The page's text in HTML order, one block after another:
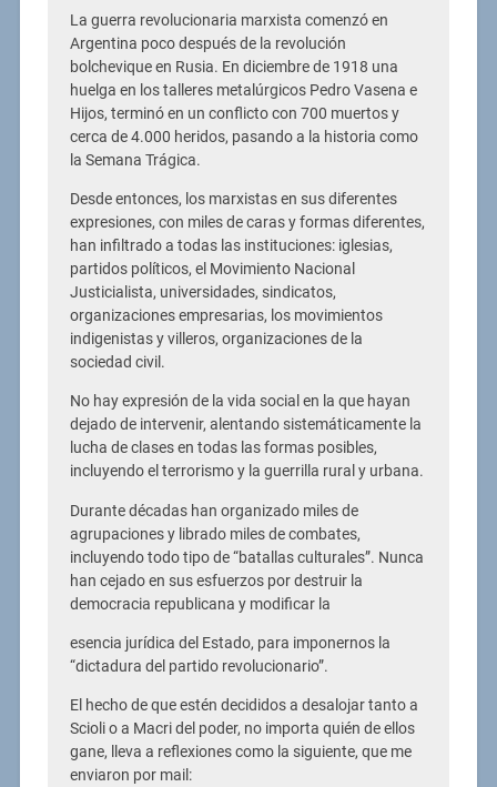
La guerra revolucionaria marxista comenzó en
Argentina poco después de la revolución
bolchevique en Rusia. En diciembre de 1918 una
huelga en los talleres metalúrgicos Pedro Vasena e
Hijos, terminó en un conflicto con 700 muertos y
cerca de 4.000 heridos, pasando a la historia como
la Semana Trágica.
Desde entonces, los marxistas en sus diferentes
expresiones, con miles de caras y formas diferentes,
han infiltrado a todas las instituciones: iglesias,
partidos políticos, el Movimiento Nacional
Justicialista, universidades, sindicatos,
organizaciones empresarias, los movimientos
indigenistas y villeros, organizaciones de la
sociedad civil.
No hay expresión de la vida social en la que hayan
dejado de intervenir, alentando sistemáticamente la
lucha de clases en todas las formas posibles,
incluyendo el terrorismo y la guerrilla rural y urbana.
Durante décadas han organizado miles de
agrupaciones y librado miles de combates,
incluyendo todo tipo de “batallas culturales”. Nunca
han cejado en sus esfuerzos por destruir la
democracia republicana y modificar la
esencia jurídica del Estado, para imponernos la
“dictadura del partido revolucionario”.
El hecho de que estén decididos a desalojar tanto a
Scioli o a Macri del poder, no importa quién de ellos
gane, lleva a reflexiones como la siguiente, que me
enviaron por mail: